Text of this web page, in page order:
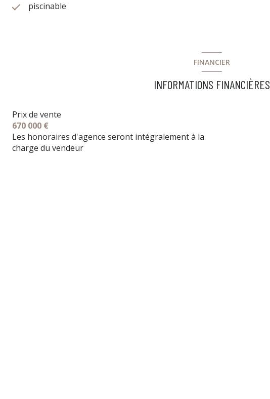
piscinable
FINANCIER
INFORMATIONS FINANCIÈRES
Prix de vente
670 000 €
Les honoraires d'agence seront intégralement à la
charge du vendeur